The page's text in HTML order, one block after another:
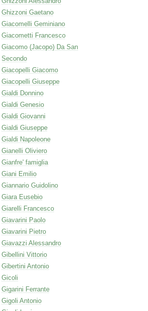
Ghizzoni Gaetano
Giacomelli Geminiano
Giacometti Francesco
Giacomo (Jacopo) Da San
Secondo
Giacopelli Giacomo
Giacopelli Giuseppe
Gialdi Donnino
Gialdi Genesio
Gialdi Giovanni
Gialdi Giuseppe
Gialdi Napoleone
Gianelli Oliviero
Gianfre' famiglia
Giani Emilio
Giannario Guidolino
Giara Eusebio
Giarelli Francesco
Giavarini Paolo
Giavarini Pietro
Giavazzi Alessandro
Gibellini Vittorio
Gibertini Antonio
Gicoli
Gigarini Ferrante
Gigoli Antonio